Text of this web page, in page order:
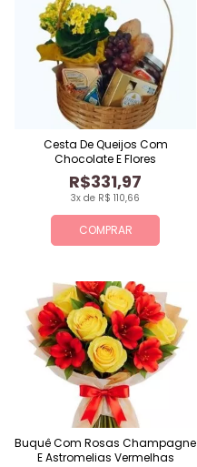
COMPRAR
3x de R$ 110,66
R$331,97
Cesta De Queijos Com
Chocolate E Flores
Buquê Com Rosas Champagne
E Astromelias Vermelhas